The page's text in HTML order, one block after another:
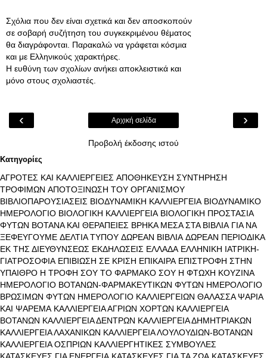
Σχόλια που δεν είναι σχετικά και δεν αποσκοπούν
σε σοβαρή συζήτηση του συγκεκριμένου θέματος
θα διαγράφονται. Παρακαλώ να γράφεται κόσμια
και με Ελληνικούς χαρακτήρες.
Η ευθύνη των σχολίων ανήκει αποκλειστικά και
μόνο στους σχολιαστές.
‹ ›
Αρχική σελίδα
Προβολή έκδοσης ιστού
Κατηγορίες
ΑΓΡΟΤΕΣ ΚΑΙ ΚΑΛΛΙΕΡΓΕΙΕΣ ΑΠΟΘΗΚΕΥΣΗ ΣΥΝΤΗΡΗΣΗ
ΤΡΟΦΙΜΩΝ ΑΠΟΤΟΞΙΝΩΣΗ ΤΟΥ ΟΡΓΑΝΙΣΜΟΥ
ΒΙΒΛΙΟΠΑΡΟΥΣΙΑΣΕΙΣ ΒΙΟΔΥΝΑΜΙΚΗ ΚΑΛΛΙΕΡΓΕΙΑ ΒΙΟΔΥΝΑΜΙΚΟ
ΗΜΕΡΟΛΟΓΙΟ ΒΙΟΛΟΓΙΚΗ ΚΑΛΛΙΕΡΓΕΙΑ ΒΙΟΛΟΓΙΚΗ ΠΡΟΣΤΑΣΙΑ
ΦΥΤΩΝ ΒΟΤΑΝΑ ΚΑΙ ΘΕΡΑΠΕΙΕΣ ΒΡΗΚΑ ΜΕΣΑ ΣΤΑ ΒΙΒΛΙΑ ΓΙΑ ΝΑ
ΞΕΦΕΥΓΟΥΜΕ ΔΕΛΤΙΑ ΤΥΠΟΥ ΔΩΡΕΑΝ ΒΙΒΛΙΑ ΔΩΡΕΑΝ ΠΕΡΙΟΔΙΚΑ
ΕΚ ΤΗΣ ΔΙΕΥΘΥΝΣΕΩΣ ΕΚΔΗΛΩΣΕΙΣ ΕΛΛΑΔΑ ΕΛΛΗΝΙΚΗ ΙΑΤΡΙΚΗ-
ΓΙΑΤΡΟΣΟΦΙΑ ΕΠΙΒΙΩΣΗ ΣΕ ΚΡΙΣΗ ΕΠΙΚΑΙΡΑ ΕΠΙΣΤΡΟΦΗ ΣΤΗΝ
ΥΠΑΙΘΡΟ Η ΤΡΟΦΗ ΣΟΥ ΤΟ ΦΑΡΜΑΚΟ ΣΟΥ Η ΦΤΩΧΗ ΚΟΥΖΙΝΑ
ΗΜΕΡΟΛΟΓΙΟ ΒΟΤΑΝΩΝ-ΦΑΡΜΑΚΕΥΤΙΚΩΝ ΦΥΤΩΝ ΗΜΕΡΟΛΟΓΙΟ
ΒΡΩΣΙΜΩΝ ΦΥΤΩΝ ΗΜΕΡΟΛΟΓΙΟ ΚΑΛΛΙΕΡΓΕΙΩΝ ΘΑΛΑΣΣΑ ΨΑΡΙΑ
ΚΑΙ ΨΑΡΕΜΑ ΚΑΛΛΙΕΡΓΕΙΑ ΑΓΡΙΩΝ ΧΟΡΤΩΝ ΚΑΛΛΙΕΡΓΕΙΑ
ΒΟΤΑΝΩΝ ΚΑΛΛΙΕΡΓΕΙΑ ΔΕΝΤΡΩΝ ΚΑΛΛΙΕΡΓΕΙΑ ΔΗΜΗΤΡΙΑΚΩΝ
ΚΑΛΛΙΕΡΓΕΙΑ ΛΑΧΑΝΙΚΩΝ ΚΑΛΛΙΕΡΓΕΙΑ ΛΟΥΛΟΥΔΙΩΝ-ΒΟΤΑΝΩΝ
ΚΑΛΛΙΕΡΓΕΙΑ ΟΣΠΡΙΩΝ ΚΑΛΛΙΕΡΓΗΤΙΚΕΣ ΣΥΜΒΟΥΛΕΣ